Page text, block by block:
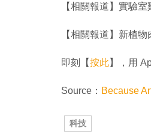
【相關報道】實驗
【相關報道】新植
即刻【按此】，用
Source： Because
科技